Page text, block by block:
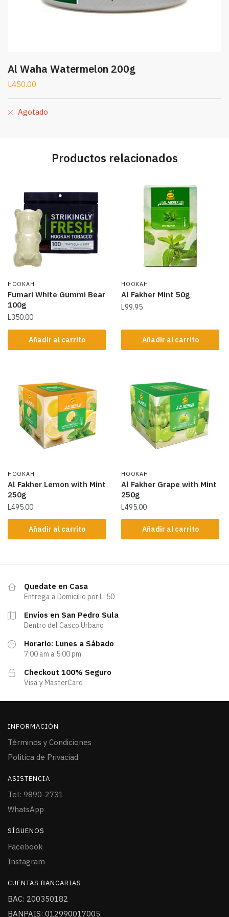
Al Waha Watermelon 200g
L450.00
Agotado
Productos relacionados
HOOKAH
Fumari White Gummi Bear
100g
L350.00
Añadir al carrito
HOOKAH
Al Fakher Mint 50g
L99.95
Añadir al carrito
HOOKAH
Al Fakher Lemon with Mint
250g
L495.00
Añadir al carrito
HOOKAH
Al Fakher Grape with Mint
250g
L495.00
Añadir al carrito
Quedate en Casa
Entrega a Domicilio por L. 50
Envíos en San Pedro Sula
Dentro del Casco Urbano
Horario: Lunes a Sábado
7:00 am a 5:00 pm
Checkout 100% Seguro
Visa y MasterCard
INFORMACIÓN
Términos y Condiciones
Politica de Privaciad
ASISTENCIA
Tel: 9890-2731
WhatsApp
SÍGUENOS
Facebook
Instagram
CUENTAS BANCARIAS
BAC: 200350182
BANPAIS: 012990017005